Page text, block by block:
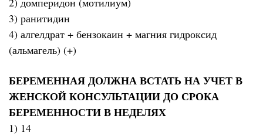
3) ранитидин
4) алгелдрат + бензокаин + магния гидроксид
(альмагель) (+)
БЕРЕМЕННАЯ ДОЛЖНА ВСТАТЬ НА УЧЕТ В
ЖЕНСКОЙ КОНСУЛЬТАЦИИ ДО СРОКА
БЕРЕМЕННОСТИ В НЕДЕЛЯХ
1) 14